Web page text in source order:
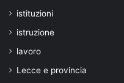
istituzioni
istruzione
lavoro
Lecce e provincia